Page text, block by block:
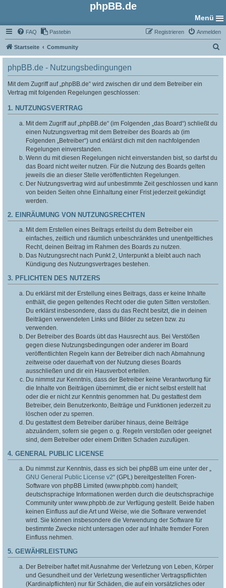
phpBB.de
Menü
FAQ Pastebin Anmelden
Registrieren
Startseite Community
u
phpBB.de - Nutzungsbedingungen
Mit dem Zugriff auf „phpBB.de“ wird zwischen dir und dem Betreiber ein
Vertrag mit folgenden Regelungen geschlossen:
1. NUTZUNGSVERTRAG
Mit dem Zugriff auf „phpBB.de“ (im Folgenden „das Board“) schließt du
einen Nutzungsvertrag mit dem Betreiber des Boards ab (im
Folgenden „Betreiber“) und erklärst dich mit den nachfolgenden
Regelungen einverstanden.
Wenn du mit diesen Regelungen nicht einverstanden bist, so darfst du
das Board nicht weiter nutzen. Für die Nutzung des Boards gelten
jeweils die an dieser Stelle veröffentlichten Regelungen.
Der Nutzungsvertrag wird auf unbestimmte Zeit geschlossen und kann
von beiden Seiten ohne Einhaltung einer Frist jederzeit gekündigt
werden.
2. EINRÄUMUNG VON NUTZUNGSRECHTEN
Mit dem Erstellen eines Beitrags erteilst du dem Betreiber ein
einfaches, zeitlich und räumlich unbeschränktes und unentgeltliches
Recht, deinen Beitrag im Rahmen des Boards zu nutzen.
Das Nutzungsrecht nach Punkt 2, Unterpunkt a bleibt auch nach
Kündigung des Nutzungsvertrages bestehen.
3. PFLICHTEN DES NUTZERS
Du erklärst mit der Erstellung eines Beitrags, dass er keine Inhalte
enthält, die gegen geltendes Recht oder die guten Sitten verstoßen.
Du erklärst insbesondere, dass du das Recht besitzt, die in deinen
Beiträgen verwendeten Links und Bilder zu setzen bzw. zu
verwenden.
Der Betreiber des Boards übt das Hausrecht aus. Bei Verstößen
gegen diese Nutzungsbedingungen oder anderer im Board
veröffentlichten Regeln kann der Betreiber dich nach Abmahnung
zeitweise oder dauerhaft von der Nutzung dieses Boards
ausschließen und dir ein Hausverbot erteilen.
Du nimmst zur Kenntnis, dass der Betreiber keine Verantwortung für
die Inhalte von Beiträgen übernimmt, die er nicht selbst erstellt hat
oder die er nicht zur Kenntnis genommen hat. Du gestattest dem
Betreiber, dein Benutzerkonto, Beiträge und Funktionen jederzeit zu
löschen oder zu sperren.
Du gestattest dem Betreiber darüber hinaus, deine Beiträge
abzuändern, sofern sie gegen o. g. Regeln verstoßen oder geeignet
sind, dem Betreiber oder einem Dritten Schaden zuzufügen.
4. GENERAL PUBLIC LICENSE
Du nimmst zur Kenntnis, dass es sich bei phpBB um eine unter der „
GNU General Public License v2“ (GPL) bereitgestellten Foren-
Software von phpBB Limited (www.phpbb.com) handelt;
deutschsprachige Informationen werden durch die deutschsprachige
Community unter www.phpbb.de zur Verfügung gestellt. Beide haben
keinen Einfluss auf die Art und Weise, wie die Software verwendet
wird. Sie können insbesondere die Verwendung der Software für
bestimmte Zwecke nicht untersagen oder auf Inhalte fremder Foren
Einfluss nehmen.
5. GEWÄHRLEISTUNG
Der Betreiber haftet mit Ausnahme der Verletzung von Leben, Körper
und Gesundheit und der Verletzung wesentlicher Vertragspflichten
(Kardinalpflichten) nur für Schäden, die auf ein vorsätzliches oder